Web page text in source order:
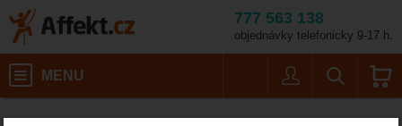
777 563 138
objednávky telefonicky 9-17 h.
MENU
Gerber Paraframe I FE